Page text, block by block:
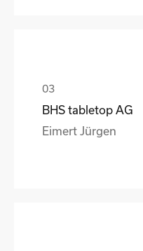
BHS tabletop AG
Eimert Jürgen